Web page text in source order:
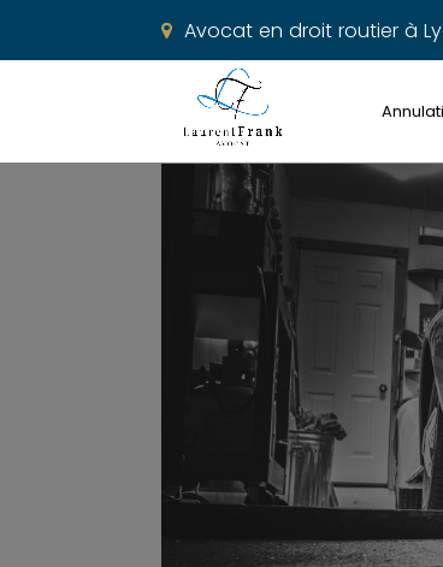
Avocat en droit routier à